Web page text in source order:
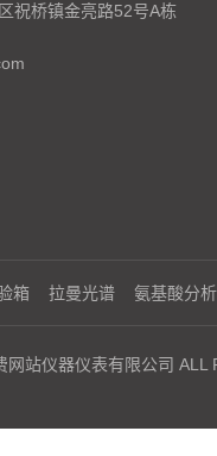
桥镇金亮路52号A栋
箱 拉曼光谱 氨基酸分
站仪器仪表有限公司 ALL